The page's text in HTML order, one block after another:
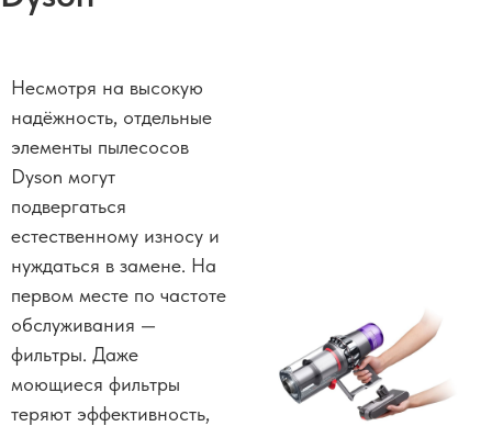
Несмотря на высокую
надёжность, отдельные
элементы пылесосов
Dyson могут
подвергаться
естественному износу и
нуждаться в замене. На
первом месте по частоте
обслуживания —
фильтры. Даже
моющиеся фильтры
теряют эффективность,